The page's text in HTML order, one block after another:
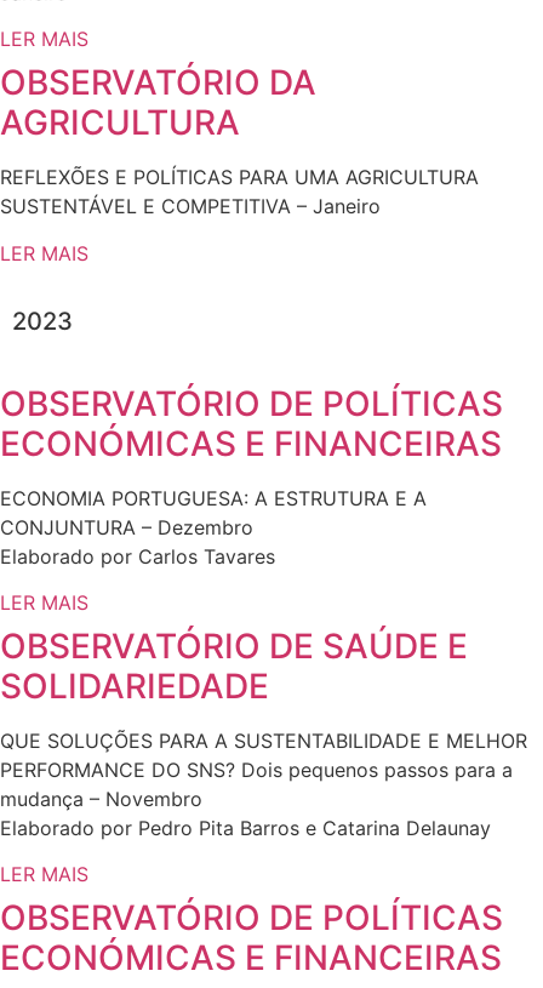
LER MAIS
OBSERVATÓRIO DA
AGRICULTURA
REFLEXÕES E POLÍTICAS PARA UMA AGRICULTURA
SUSTENTÁVEL E COMPETITIVA – Janeiro
LER MAIS
2023
OBSERVATÓRIO DE POLÍTICAS
ECONÓMICAS E FINANCEIRAS
ECONOMIA PORTUGUESA: A ESTRUTURA E A
CONJUNTURA – Dezembro
Elaborado por Carlos Tavares
LER MAIS
OBSERVATÓRIO DE SAÚDE E
SOLIDARIEDADE
QUE SOLUÇÕES PARA A SUSTENTABILIDADE E MELHOR
PERFORMANCE DO SNS? Dois pequenos passos para a
mudança – Novembro
Elaborado por Pedro Pita Barros e Catarina Delaunay
LER MAIS
OBSERVATÓRIO DE POLÍTICAS
ECONÓMICAS E FINANCEIRAS